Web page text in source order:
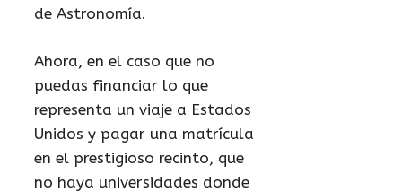
de Astronomía.
Ahora, en el caso que no
puedas financiar lo que
representa un viaje a Estados
Unidos y pagar una matrícula
en el prestigioso recinto, que
no haya universidades donde